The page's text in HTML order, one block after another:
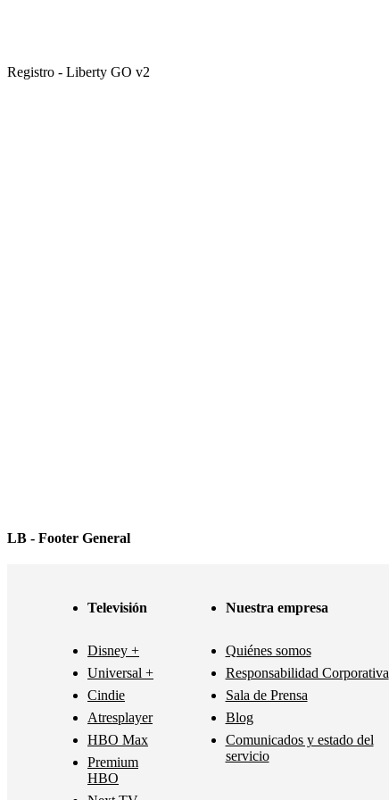
Registro - Liberty GO v2
LB - Footer General
Televisión
Disney +
Universal +
Cindie
Atresplayer
HBO Max
Premium
HBO
Nuestra empresa
Quiénes somos
Responsabilidad Corporativa
Sala de Prensa
Blog
Comunicados y estado del
servicio